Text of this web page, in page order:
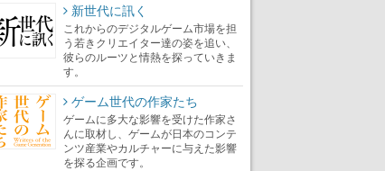
新世代に訊く
これからのデジタルゲーム市場を担
う若きクリエイター達の姿を追い、
彼らのルーツと情熱を探っていきま
す。
ゲーム世代の作家たち
ゲームに多大な影響を受けた作家さ
んに取材し、ゲームが日本のコンテ
ンツ産業やカルチャーに与えた影響
を探る企画です。